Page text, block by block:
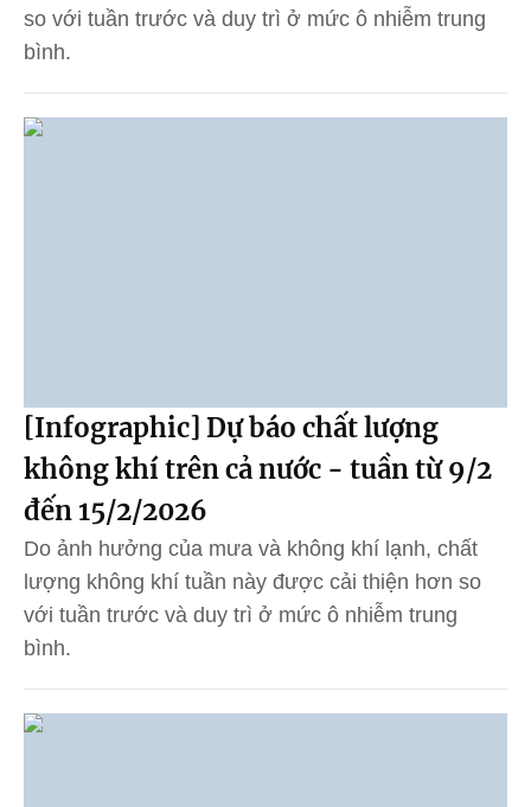
so với tuần trước và duy trì ở mức ô nhiễm trung
bình.
[Infographic] Dự báo chất lượng
không khí trên cả nước - tuần từ 9/2
đến 15/2/2026
Do ảnh hưởng của mưa và không khí lạnh, chất
lượng không khí tuần này được cải thiện hơn so
với tuần trước và duy trì ở mức ô nhiễm trung
bình.